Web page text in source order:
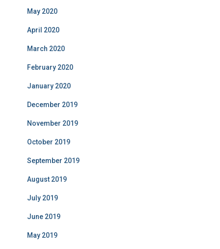
May 2020
April 2020
March 2020
February 2020
January 2020
December 2019
November 2019
October 2019
September 2019
August 2019
July 2019
June 2019
May 2019